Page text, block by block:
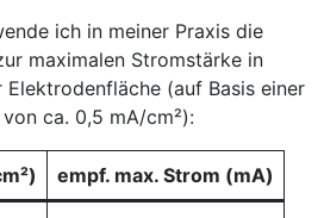
ich in⁤ meiner Praxis die
maximalen Stromstärke in
(auf Basis ⁣einer
ca. 0,5 mA/cm²):
empf. max. Strom (mA)